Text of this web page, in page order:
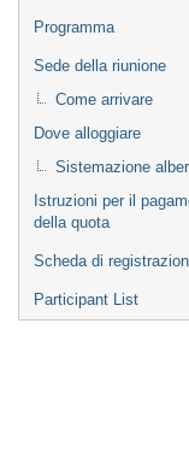
menu
Programma
Sede della riunione
Come arrivare
Dove alloggiare
Sistemazione
Istruzioni per il
della quota
Scheda di
Participant List